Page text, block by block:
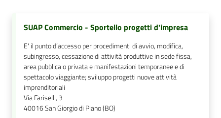
SUAP Commercio - Sportello progetti d'impresa
E' il punto d’accesso per procedimenti di avvio, modifica,
subingresso, cessazione di attività produttive in sede fissa,
area pubblica o privata e manifestazioni temporanee e di
spettacolo viaggiante; sviluppo progetti nuove attività
imprenditoriali
Via Fariselli, 3
40016San Giorgio di Piano (BO)